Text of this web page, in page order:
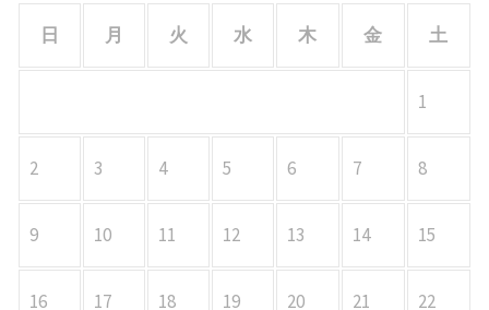
日
月 火 水 木 金 土
1
2 3 4 5 6 7 8
9 10 11 12 13 14 15
16 17 18 19 20 21 22